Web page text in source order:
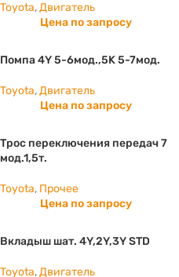
Toyota,Двигатель
Цена по запросу
Помпа 4Y 5-6мод.,5K 5-7мод.
Toyota,Двигатель
Цена по запросу
Трос переключения передач 7
мод.1,5т.
Toyota, Прочее
Цена по запросу
Вкладыш шат. 4Y,2Y,3Y STD
Toyota,Двигатель